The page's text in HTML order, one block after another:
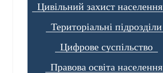
Цивільний захист населення
Територіальні підрозділи
Цифрове суспільство
Правова освіта населення